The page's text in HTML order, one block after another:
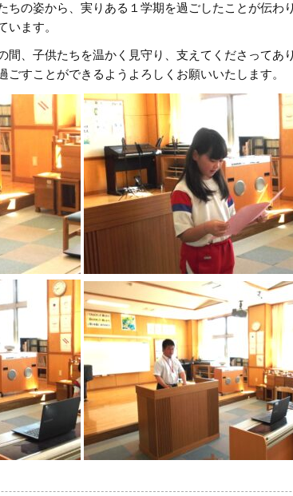
ちの姿から、実りある１学期を過ごしたことが伝わ
います。
間、子供たちを温かく見守り、支えてくださってあ
ごすことができるようよろしくお願いいたします。